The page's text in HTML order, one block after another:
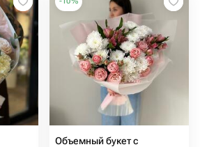
Объемный букет с